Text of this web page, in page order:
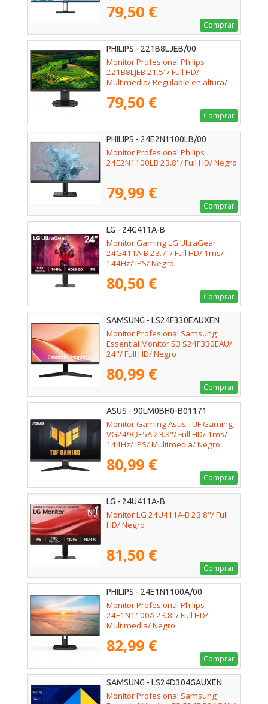
79,50 €
Comprar
PHILIPS - 221B8LJEB/00
Monitor Profesional Philips
221B8LJEB 21.5"/ Full HD/
Multimedia/ Regulable en altura/
79,50 €
Comprar
PHILIPS - 24E2N1100LB/00
Monitor Profesional Philips
24E2N1100LB 23.8"/ Full HD/ Negro
79,99 €
Comprar
LG - 24G411A-B
Monitor Gaming LG UltraGear
24G411A-B 23.7"/ Full HD/ 1ms/
144Hz/ IPS/ Negro
80,50 €
Comprar
SAMSUNG - LS24F330EAUXEN
Monitor Profesional Samsung
Essential Monitor S3 S24F330EAU/
24"/ Full HD/ Negro
80,99 €
Comprar
ASUS - 90LM0BH0-B01171
Monitor Gaming Asus TUF Gaming
VG249QE5A 23.8"/ Full HD/ 1ms/
144Hz/ IPS/ Multimedia/ Negro
80,99 €
Comprar
LG - 24U411A-B
Monitor LG 24U411A-B 23.8"/ Full
HD/ Negro
81,50 €
Comprar
PHILIPS - 24E1N1100A/00
Monitor Profesional Philips
24E1N1100A 23.8"/ Full HD/
Multimedia/ Negro
82,99 €
Comprar
SAMSUNG - LS24D304GAUXEN
Monitor Profesional Samsung